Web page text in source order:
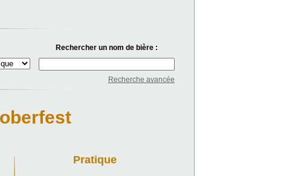
Rechercher un nom de bière :
Recherche avancée
Pratique